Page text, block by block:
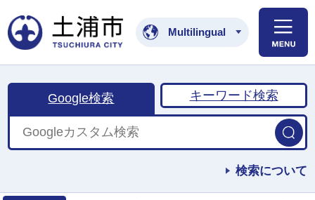
土浦市公式ホームペ
Multilingual
Google検索 キーワード検索
検索について